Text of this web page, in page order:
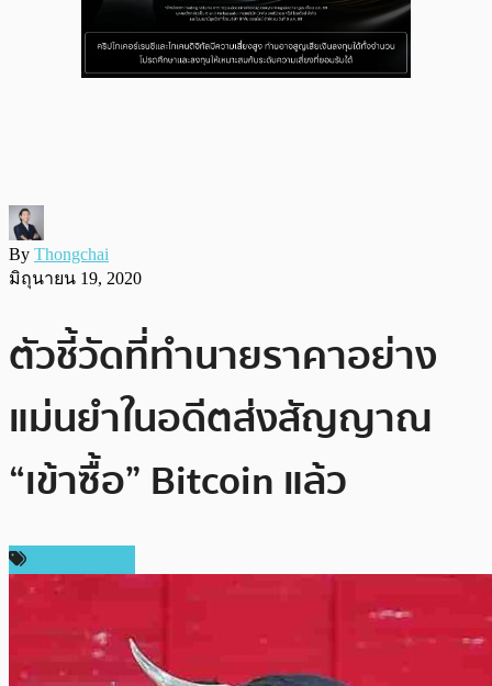
By Thongchai
มิถุนายน 19, 2020
ตัวชี้วัดที่ทำนายราคาอย่าง
แม่นยำในอดีตส่งสัญญาณ
“เข้าซื้อ” Bitcoin แล้ว